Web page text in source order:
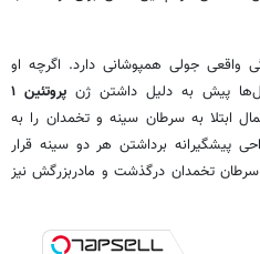
واقعی جولی همپوشانی دارد. اگرچه او
پیش به دلیل داشتن ژن
پروتئین ۱
ابتلا به سرطان سینه و تخمدان را به
برداشتن هر دو سینه قرار
سالگی بر اثر سرطان تخمدان درگذشت و مادربزرگش نیز